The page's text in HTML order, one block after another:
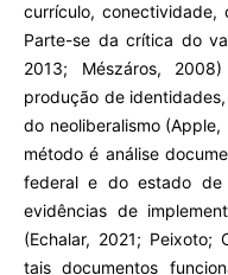
currículo, conectividade,
Parte-se da crítica do
2013; Mészáros,
produção de
do neoliberalismo
método é análise
federal e do estado de
evidências de
(Echalar, 2021; Peixoto;
tais documentos